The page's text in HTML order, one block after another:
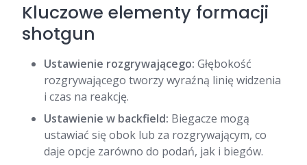
Kluczowe elementy formacji
shotgun
Ustawienie rozgrywającego: Głębokość
rozgrywającego tworzy wyraźną linię widzenia
i czas na reakcję.
Ustawienie w backfield: Biegacze mogą
ustawiać się obok lub za rozgrywającym, co
daje opcje zarówno do podań, jak i biegów.